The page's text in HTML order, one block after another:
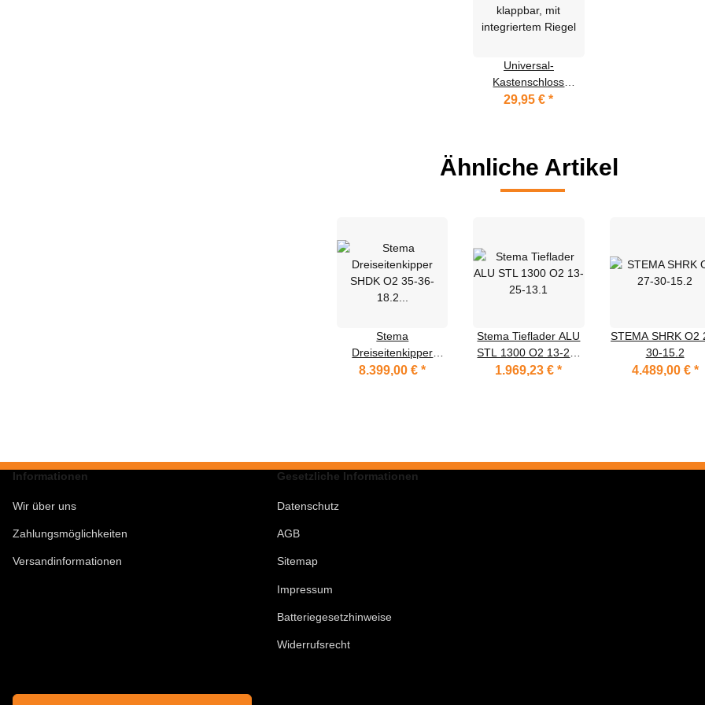
Universal-
Kastenschloss
klappbar, mit
29,95 €*
Ähnliche Artikel
Stema
Dreiseitenkipper
SHDK O2 35-36-18.2
8.399,00 €*
Stema Tieflader ALU
STL 1300 O2 13-25-
13.1
1.969,23 €*
STEMA SHRK O2
30-15.2
4.489,00 € *
Informationen
Wir über uns
Zahlungsmöglichkeiten
Versandinformationen
Gesetzliche Informationen
Datenschutz
AGB
Sitemap
Impressum
Batteriegesetzhinweise
Widerrufsrecht